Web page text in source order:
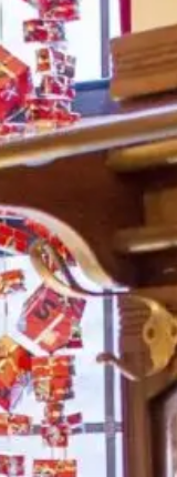
het grootste
die kunnen
heeft gedaan
teveel
dat alles goed
mocht er
jou er graag